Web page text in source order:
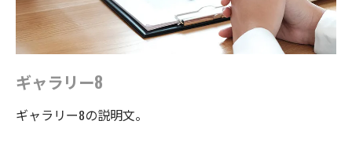
ギャラリー8
ギャラリー8の説明文。